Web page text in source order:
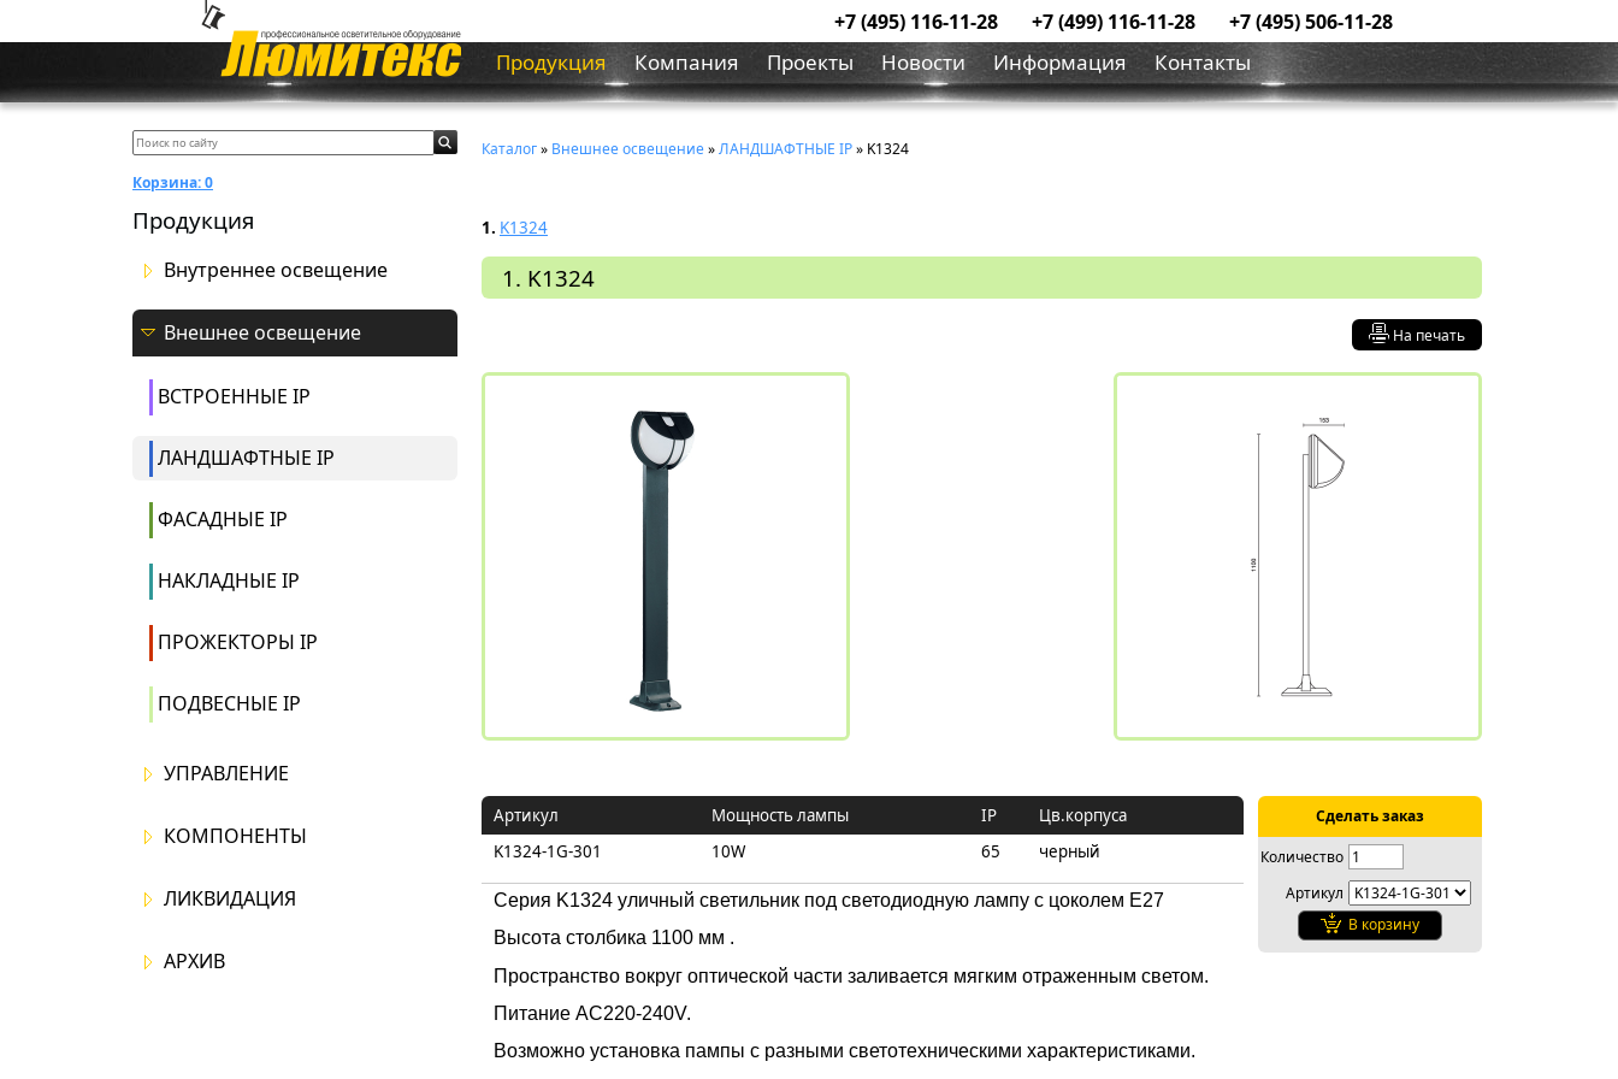
+7 (495) 116-11-28 +7 (499) 116-11-28 +7 (495) 506-11-28
Продукция Компания Проекты Новости Информация Контакты
Корзина:0
Продукция
Внутреннее освещение
Внешнее освещение
ВСТРОЕННЫЕ IP
ЛАНДШАФТНЫЕ IP
ФАСАДНЫЕ IP
НАКЛАДНЫЕ IP
ПРОЖЕКТОРЫ IP
ПОДВЕСНЫЕ IP
УПРАВЛЕНИЕ
КОМПОНЕНТЫ
ЛИКВИДАЦИЯ
АРХИВ
Каталог» Внешнее освещение»ЛАНДШАФТНЫЕ IP» K1324
1. K1324
1. K1324
На печать
Артикул Mощность лампы IP
Цв.корпуса
K1324-1G-301
10W 65 черный
Серия K1324 уличный светильник под светодиодную лампу с цоколем E27
Высота столбика 1100 мм .
Пространство вокруг оптической части заливается мягким отраженным светом.
Питание AC220-240V.
Возможно установка пампы с разными светотехническими характеристиками.
Сделать заказ
Количество
Артикул
В корзину